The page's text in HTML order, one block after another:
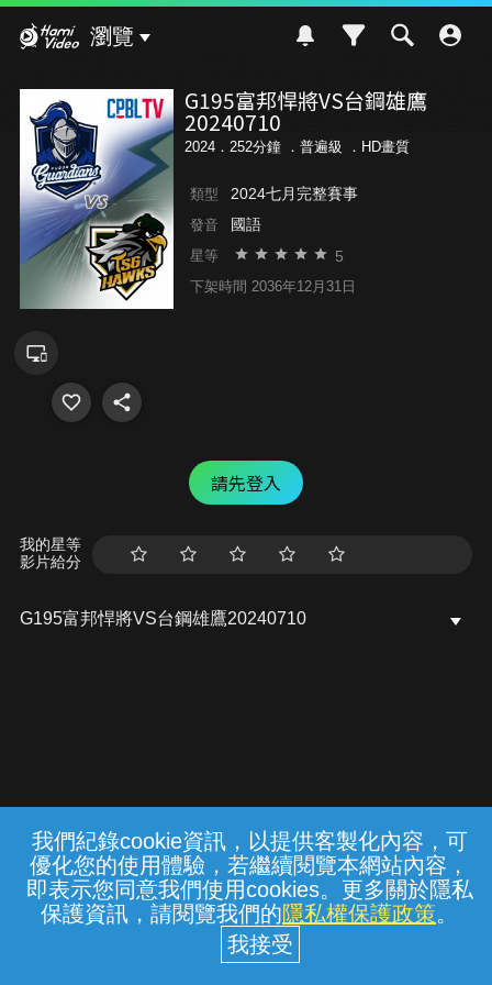
我們紀錄cookie資訊，以提供客製化內容，可
優化您的使用體驗，若繼續閱覽本網站內容，
即表示您同意我們使用cookies。更多關於隱私
保護資訊，請閱覽我們的隱私權保護政策。
瀏覽
G195富邦悍將VS台鋼雄鷹
20240710
2024．252分鐘 ． 普遍級 ．HD畫質
類型 2024七月完整賽事
發音 國語
星等 5
下架時間 2036年12月31日
請先登入
我的星等
影片給分
G195富邦悍將VS台鋼雄鷹20240710
常見問題 線上客服 服務條款 隱私權保護
中華電信股份有限公司個人家庭分公司
(統一編號：96979949) © 2026
{{notifyMsg}}